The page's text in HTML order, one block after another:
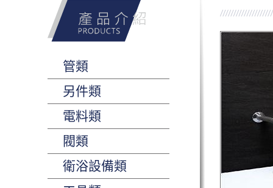
管類
另件類
電料類
閥類
衛浴設備類